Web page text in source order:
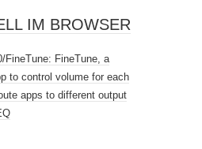
IM BROWSER
FineTune: FineTune, a
to control volume for each
apps to different output